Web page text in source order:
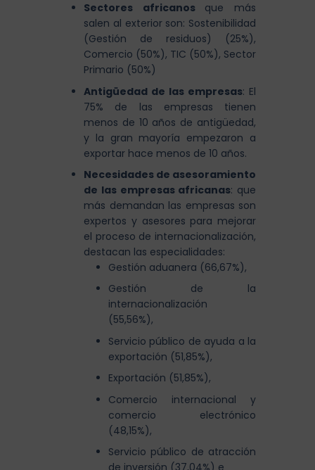
Sectores africanos que más
salen al exterior son: Sostenibilidad
(Gestión de residuos) (25%),
Comercio (50%), TIC (50%), Sector
Primario (50%)
Antigüedad de las empresas: El
75% de las empresas tienen
menos de 10 años de antigüedad,
y la gran mayoría empezaron a
exportar hace menos de 10 años.
Necesidades de asesoramiento
de las empresas africanas: que
más demandan las empresas son
expertos y asesores para mejorar
el proceso de internacionalización,
destacan las especialidades:
Gestión aduanera (66,67%),
Gestión de la
internacionalización
(55,56%),
Servicio público de ayuda a la
exportación (51,85%),
Exportación (51,85%),
Comercio internacional y
comercio electrónico
(48,15%),
Servicio público de atracción
de inversión (37,04%) e